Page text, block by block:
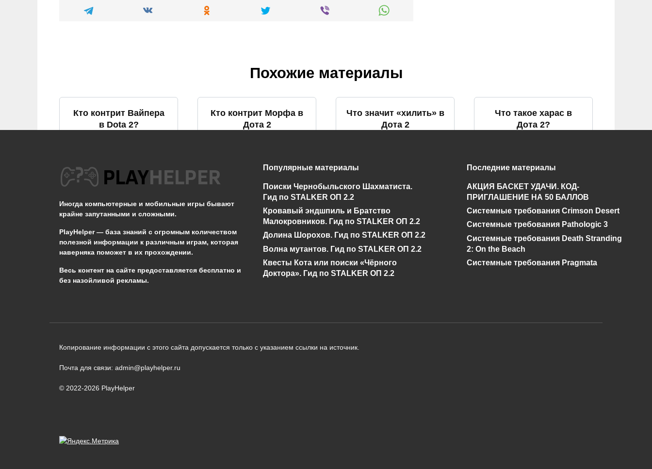
Похожие материалы
Кто контрит Вайпера
в Dota 2?
Кто контрит Морфа в
Дота 2
Что значит «хилить» в
Дота 2
Что такое харас в
Дота 2?
Дота 2?
0 1.1к.
Что такое фраг в Дота
1.3к.
Что такое импакт в
0
Что такое «фокус» в
Дота 2
0 579
Иногда компьютерные и мобильные игры бывают
крайне запутанными и сложными.
PlayHelper — база знаний с огромным количеством
полезной информации к различным играм, которая
наверняка поможет в их прохождении.
Весь контент на сайте предоставляется бесплатно и
без назойливой рекламы.
Популярные материалы
Поиски Чернобыльского Шахматиста.
Гид по STALKER ОП 2.2
Кровавый эндшпиль и Братство
Малокровников. Гид по STALKER ОП 2.2
Долина Шорохов. Гид по STALKER ОП 2.2
Волна мутантов. Гид по STALKER ОП 2.2
Квесты Кота или поиски «Чёрного
Доктора». Гид по STALKER ОП 2.2
Последние материалы
АКЦИЯ БАСКЕТ УДАЧИ. КОД-
ПРИГЛАШЕНИЕ НА 50 БАЛЛОВ
Системные требования Crimson Desert
Системные требования Pathologic 3
Системные требования Death Stranding
2: On the Beach
Системные требования Pragmata
Копирование информации с этого сайта допускается только с указанием ссылки на источник.
Почта для связи: admin@playhelper.ru
© 2022-2026 PlayHelper
Сообщить об ошибке